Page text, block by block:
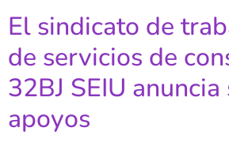
El sindicato de
de servicios de
32BJ SEIU
apoyos